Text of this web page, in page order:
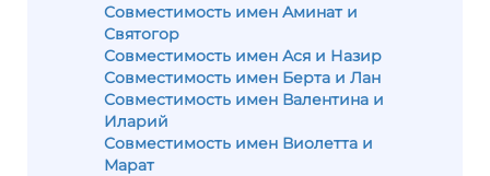
Совместимость имен Аминат и
Святогор
Совместимость имен Ася и Назир
Совместимость имен Берта и Лан
Совместимость имен Валентина и
Иларий
Совместимость имен Виолетта и
Марат